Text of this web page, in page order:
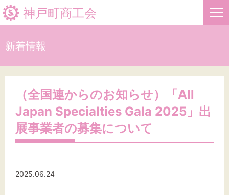
神戸町商工会
事業者・創業者の方へ
関係機関の方へ
新着情報
（全国連からのお知らせ）「All
Japan Specialties Gala 2025」出
展事業者の募集について
2025.06.24